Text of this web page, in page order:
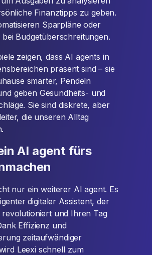
Finanztipps zu geben.
Sparpläne oder
Budgetüberschreitungen.
zeigen, dass AI agents in
präsent sind – sie
smarter, Pendeln
geben Gesundheits- und
Sie sind diskrete, aber
die unseren Alltag
AI agent fürs
nur ein weiterer AI agent. Es
digitaler Assistent, der
und Ihren Tag
Effizienz und
zeitaufwändiger
Leexi schnell zum